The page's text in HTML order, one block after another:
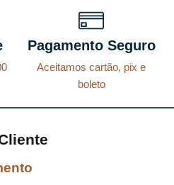
Pagamento Seguro
Aceitamos cartão, pix e
boleto